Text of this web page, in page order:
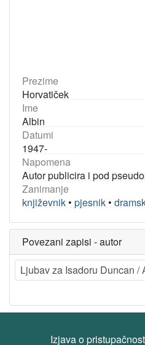
Prezime
Horvatiček
Ime
Albin
Datumi
1947-
Napomena
Autor publicira i pod
Zanimanje
književnik • pjesnik •
Povezani zapisi - autor
Ljubav za Isadoru Duncan /
Izjava o